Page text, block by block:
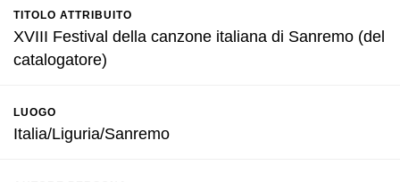
TITOLO ATTRIBUITO
XVIII Festival della canzone italiana di Sanremo (del
catalogatore)
LUOGO
Italia/Liguria/Sanremo